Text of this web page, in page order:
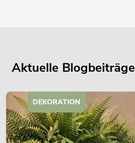
Aktuelle Blogbeiträge
DEKORATION